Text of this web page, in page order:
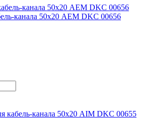
канала 50х20 AEM DKC 00656